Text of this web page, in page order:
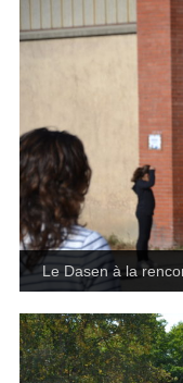
Le Dasen à la